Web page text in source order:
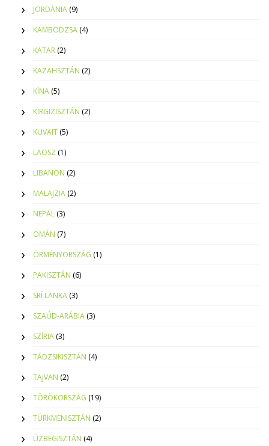
JORDÁNIA (9)
KAMBODZSA (4)
KATAR (2)
KAZAHSZTÁN (2)
KÍNA (5)
KIRGIZISZTÁN (2)
KUVAIT (5)
LAOSZ (1)
LIBANON (2)
MALAJZIA (2)
NEPÁL (3)
OMÁN (7)
ÖRMÉNYORSZÁG (1)
PAKISZTÁN (6)
SRÍ LANKA (3)
SZAÚD-ARÁBIA (3)
SZÍRIA (3)
TÁDZSIKISZTÁN (4)
TAJVAN (2)
TÖRÖKORSZÁG (19)
TÜRKMENISZTÁN (2)
ÜZBEGISZTÁN (4)